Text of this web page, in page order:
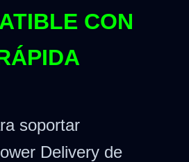
CON
soportar
Delivery de